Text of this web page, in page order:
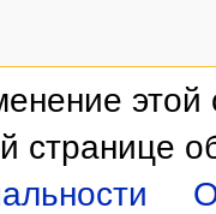
странице